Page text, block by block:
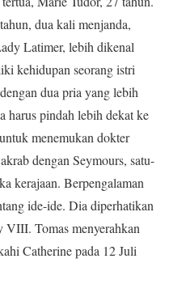
dua kali menjanda,
Latimer, lebih dikenal
kehidupan seorang istri
dua pria yang lebih
harus pindah lebih dekat ke
menemukan dokter
dengan Seymours, satu-
kerajaan. Berpengalaman
ide-ide. Dia diperhatikan
VIII. Tomas menyerahkan
Catherine pada 12 Juli